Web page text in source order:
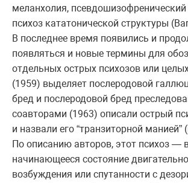
меланхолия,
психоз кататонической структуры
В последнее время появились и
появляться и новые термины для
отдельных острых психозов или
(1959) выделяет послеродовой
бред и послеродовой бред
соавторами (1963) описали острый
и назвали его “транзиторной манией”
По описанию авторов, этот психоз —
начинающееся состояние
возбуждения или спутанности с